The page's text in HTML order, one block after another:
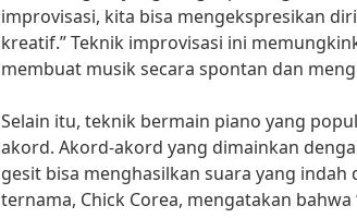
improvisasi, kita bisa mengekspresikan
kreatif.” Teknik improvisasi ini
membuat musik secara spontan dan
Selain itu, teknik bermain piano yang
akord. Akord-akord yang dimainkan
gesit bisa menghasilkan suara yang indah
ternama, Chick Corea, mengatakan bahwa